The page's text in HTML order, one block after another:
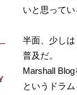
いと思って
半面、少し
普及だ。
Marshall
というドラ